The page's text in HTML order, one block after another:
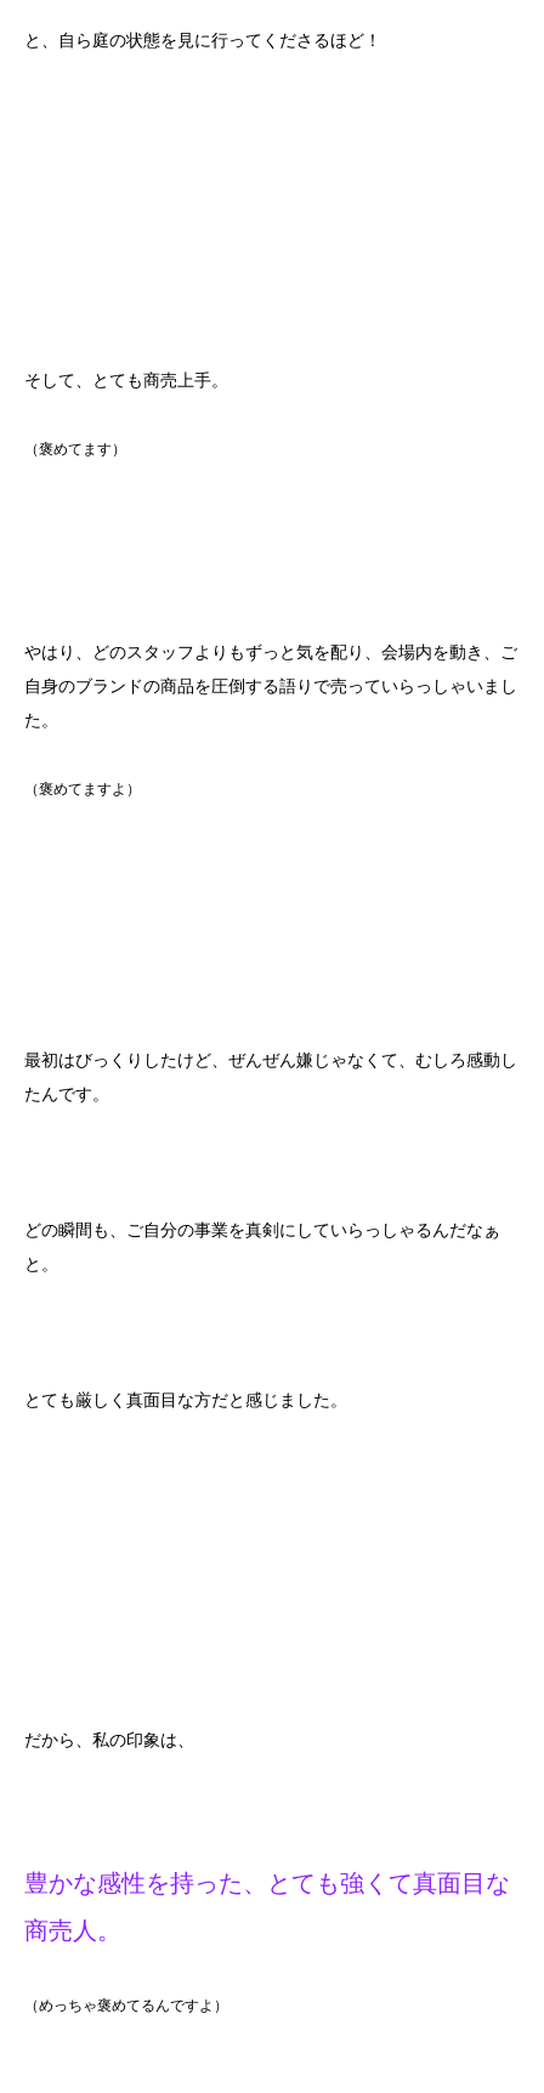
と、自ら庭の状態を見に行ってくださるほど！
そして、とても商売上手。
（褒めてます）
やはり、どのスタッフよりもずっと気を配り、会場内を動き、ご
自身のブランドの商品を圧倒する語りで売っていらっしゃいまし
た。
（褒めてますよ）
最初はびっくりしたけど、ぜんぜん嫌じゃなくて、むしろ感動し
たんです。
どの瞬間も、ご自分の事業を真剣にしていらっしゃるんだなぁ
と。
とても厳しく真面目な方だと感じました。
だから、私の印象は、
豊かな感性を持った、とても強くて真面目な
商売人。
（めっちゃ褒めてるんですよ）